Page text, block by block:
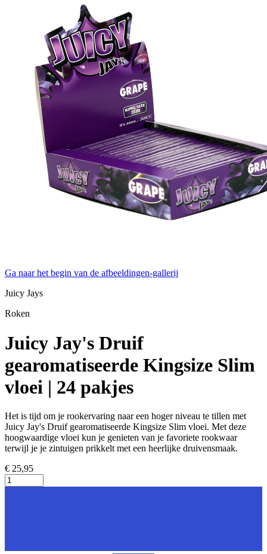
Ga naar het begin van de afbeeldingen-gallerij
Juicy Jays
Roken
Juicy Jay's Druif
gearomatiseerde Kingsize Slim
vloei | 24 pakjes
Het is tijd om je rookervaring naar een hoger niveau te tillen met
Juicy Jay's Druif gearomatiseerde Kingsize Slim vloei. Met deze
hoogwaardige vloei kun je genieten van je favoriete rookwaar
terwijl je je zintuigen prikkelt met een heerlijke druivensmaak.
€ 25,95